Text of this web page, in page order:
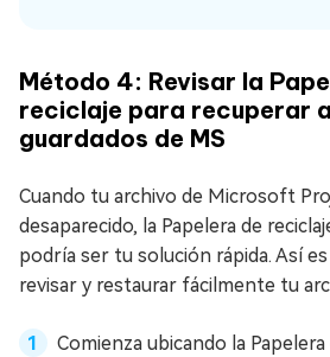
Método 4: Revisar la
reciclaje para recuperar
guardados de MS
Cuando tu archivo de Microsoft
desaparecido, la Papelera de
podría ser tu solución rápida. Así
revisar y restaurar fácilmente tu
Comienza ubicando la Papelera